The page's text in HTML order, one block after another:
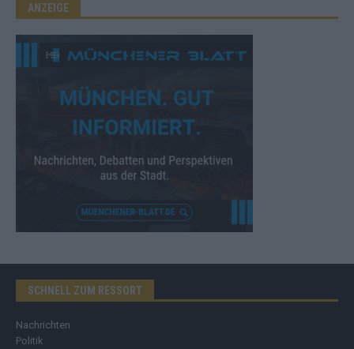
ANZEIGE
SCHNELL ZUM RESSORT
Nachrichten
Politik